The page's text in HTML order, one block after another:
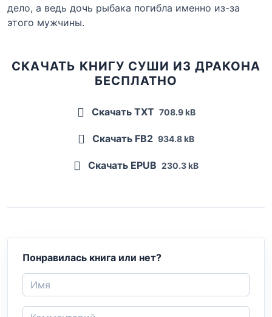
дело, а ведь дочь рыбака погибла именно из-за
этого мужчины.
СКАЧАТЬ КНИГУ СУШИ ИЗ ДРАКОНА
БЕСПЛАТНО
Скачать TXT 708.9 kB
Скачать FB2 934.8 kB
Скачать EPUB 230.3 kB
Понравилась книга или нет?